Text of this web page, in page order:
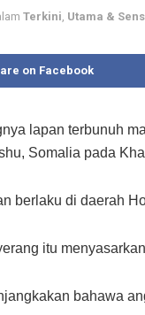
Terkini Utama &
on Facebook
lapan terbunuh
Somalia pada
berlaku di daerah
itu
bahawa